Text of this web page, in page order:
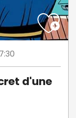
d'une